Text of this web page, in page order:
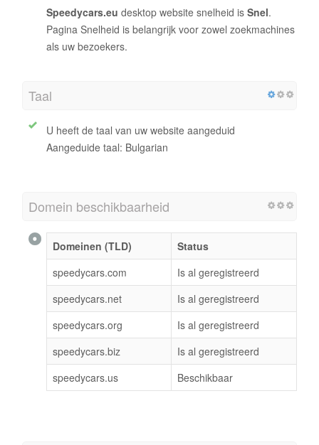
Speedycars.eu desktop website snelheid is Snel.
Pagina Snelheid is belangrijk voor zowel zoekmachines
als uw bezoekers.
Taal
U heeft de taal van uw website aangeduid
Aangeduide taal: Bulgarian
Domein beschikbaarheid
Domeinen (TLD)
Status
speedycars.com
Is al geregistreerd
speedycars.net
Is al geregistreerd
speedycars.org
Is al geregistreerd
speedycars.biz
Is al geregistreerd
speedycars.us
Beschikbaar